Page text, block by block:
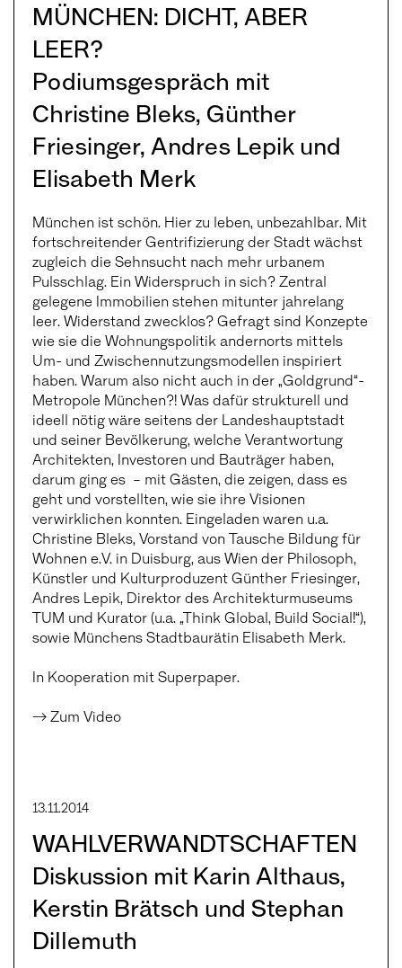
MÜNCHEN: DICHT, ABER
LEER?
Podiumsgespräch mit
Christine Bleks, Günther
Friesinger, Andres Lepik und
Elisabeth Merk
München ist schön. Hier zu leben, unbezahlbar. Mit
fortschreitender Gentrifizierung der Stadt wächst
zugleich die Sehnsucht nach mehr urbanem
Pulsschlag. Ein Widerspruch in sich? Zentral
gelegene Immobilien stehen mitunter jahrelang
leer. Widerstand zwecklos? Gefragt sind Konzepte
wie sie die Wohnungspolitik andernorts mittels
Um- und Zwischennutzungsmodellen inspiriert
haben. Warum also nicht auch in der „Goldgrund“-
Metropole München?! Was dafür strukturell und
ideell nötig wäre seitens der Landeshauptstadt
und seiner Bevölkerung, welche Verantwortung
Architekten, Investoren und Bauträger haben,
darum ging es – mit Gästen, die zeigen, dass es
geht und vorstellten, wie sie ihre Visionen
verwirklichen konnten. Eingeladen waren u.a.
Christine Bleks, Vorstand von Tausche Bildung für
Wohnen e.V. in Duisburg, aus Wien der Philosoph,
Künstler und Kulturproduzent Günther Friesinger,
Andres Lepik, Direktor des Architekturmuseums
TUM und Kurator (u.a. „Think Global, Build Social!“),
sowie Münchens Stadtbaurätin Elisabeth Merk.
In Kooperation mit Superpaper.
→ Zum Video
13.11.2014
WAHLVERWANDTSCHAFTEN
Diskussion mit Karin Althaus,
Kerstin Brätsch und Stephan
Dillemuth